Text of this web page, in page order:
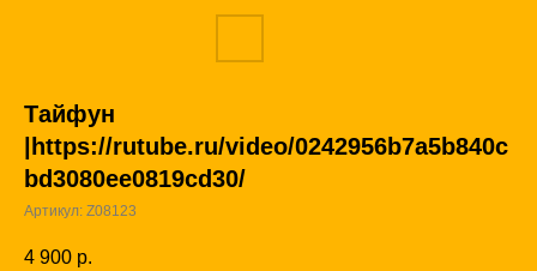
Тайфун
|https://rutube.ru/video/0242956b7a5b840c
bd3080ee0819cd30/
Артикул: Z08123
4 900 р.